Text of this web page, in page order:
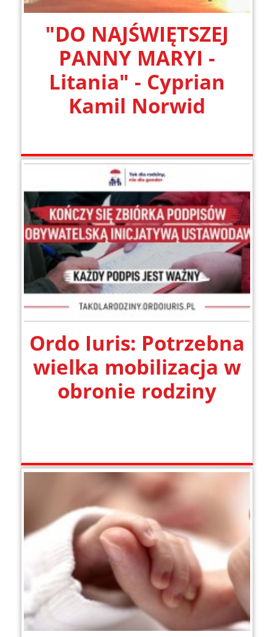
"DO NAJŚWIĘTSZEJ
PANNY MARYI -
Litania" - Cyprian
Kamil Norwid
Ordo Iuris: Potrzebna
wielka mobilizacja w
obronie rodziny